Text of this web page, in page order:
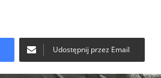
Udostępnij przez Email